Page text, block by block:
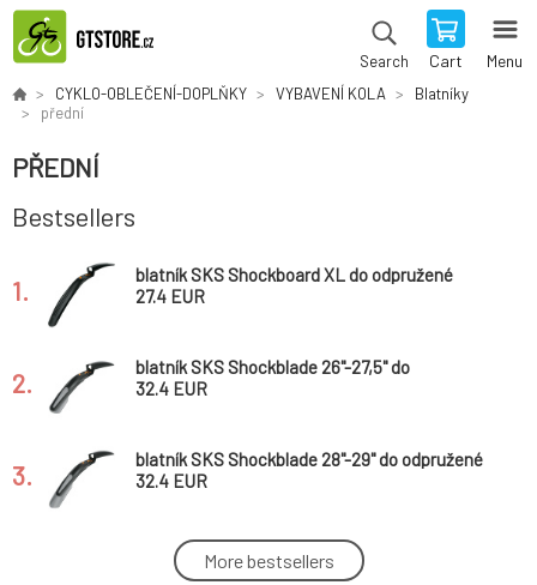
Search Cart Menu
CYKLO-OBLEČENÍ-DOPLŇKY VYBAVENÍ KOLA
Blatníky
přední
PŘEDNÍ
Bestsellers
1.
blatník SKS Shockboard XL do odpružené
vidlice
27.4 EUR
2.
blatník SKS Shockblade 26"-27,5" do
odpružené vidlice černo/šedý
32.4 EUR
3.
blatník SKS Shockblade 28"-29" do odpružené
vidlice černo/šedý
32.4 EUR
blatník SKS Shockblade 26"-27,5" do
odpružené vidlice černo/černý
32.4 EUR
More bestsellers